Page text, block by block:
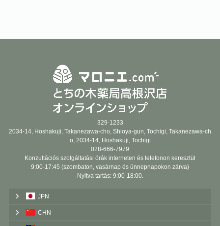
329-1233
2034-14, Hoshakuji, Takanezawa-cho, Shioya-gun, Tochigi, Takanezawa-ch
o, 2034-14, Hoshakuji, Tochigi
028-666-7979
Konzultációs szolgáltatási órák interneten és telefonon keresztül
9:00-17:45 (szombaton, vasárnap és ünnepnapokon zárva)
Nyitva tartás: 9:00-18:00.
JPN
CHN